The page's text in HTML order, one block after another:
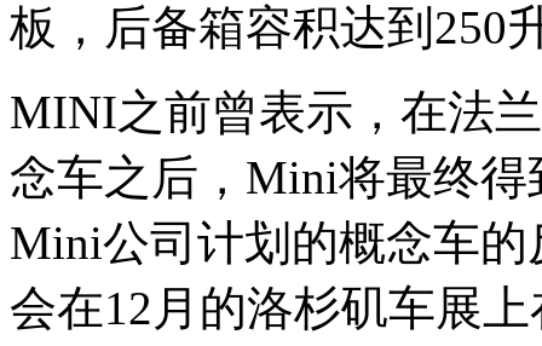
板，后备箱容积达到250
MINI之前曾表示，在法
念车之后，Mini将最终
Mini公司计划的概念车
会在12月的洛杉矶车展